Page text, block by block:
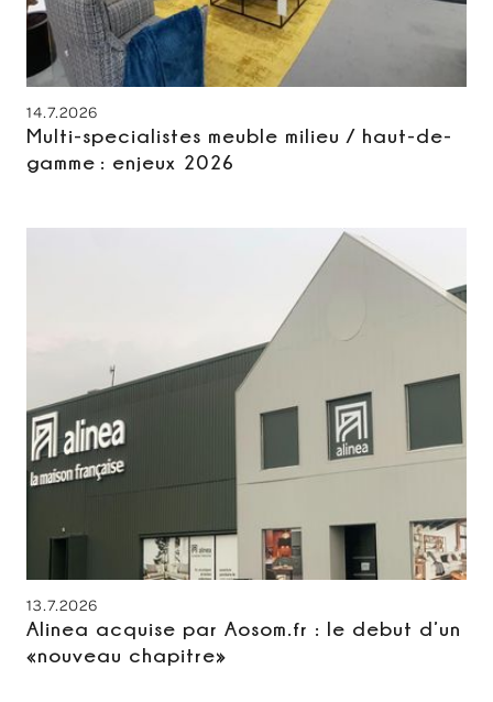
14.7.2026
Multi-specialistes meuble milieu / haut-de-
gamme : enjeux 2026
13.7.2026
Alinea acquise par Aosom.fr : le debut d’un
«nouveau chapitre»